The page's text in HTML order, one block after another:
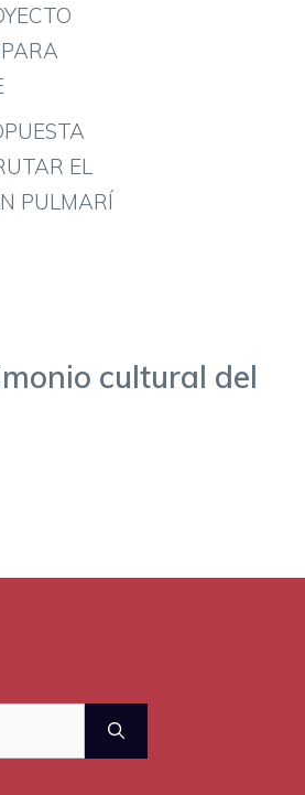
EL
PULMARÍ
cultural del